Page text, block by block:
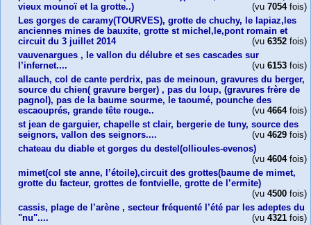
vieux mounoï et la grotte..)
(vu 7054fois)
Les gorges de caramy(TOURVES), grotte de chuchy, le lapiaz,les
anciennes mines de bauxite, grotte st michel,le,pont romain et
circuit du 3 juillet 2014
(vu 6352 fois)
vauvenargues , le vallon du délubre et ses cascades sur
l’infernet....
(vu 6153 fois)
allauch, col de cante perdrix, pas de meinoun, gravures du berger,
source du chien( gravure berger) , pas du loup, (gravures frère de
pagnol), pas de la baume sourme, le taoumé, pounche des
escaouprés, grande tête rouge..
(vu 4664fois)
st jean de garguier, chapelle st clair, bergerie de tuny, source des
seignors, vallon des seignors....
(vu 4629 fois)
chateau du diable et gorges du destel(ollioules-evenos)
(vu 4604fois)
mimet(col ste anne, l’étoile),circuit des grottes(baume de mimet,
grotte du facteur, grottes de fontvielle, grotte de l’ermite)
(vu 4500 fois)
cassis, plage de l’arène , secteur fréquenté l’été par les adeptes du
"nu"....
(vu 4321 fois)